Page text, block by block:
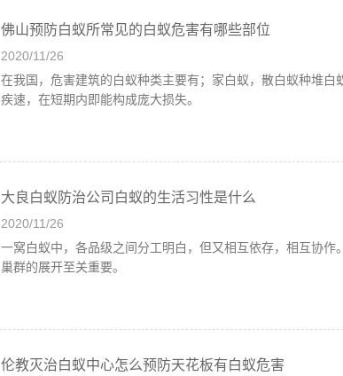
佛山预防白蚁所常见的白蚁危害有哪些部位
2020/11/26
在我国，危害建筑的白蚁种类主要有；家白蚁，散白蚁种堆
疾速，在短期内即能构成庞大损失。
大良白蚁防治公司白蚁的生活习性是什么
2020/11/26
一窝白蚁中，各品级之间分工明白，但又相互依存，相互协
巢群的展开至关重要。
伦教灭治白蚁中心怎么预防天花板有白蚁危害